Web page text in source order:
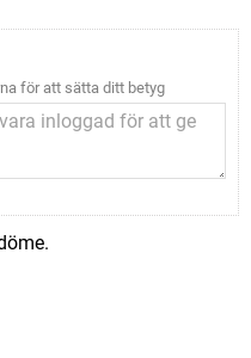
för att sätta ditt betyg